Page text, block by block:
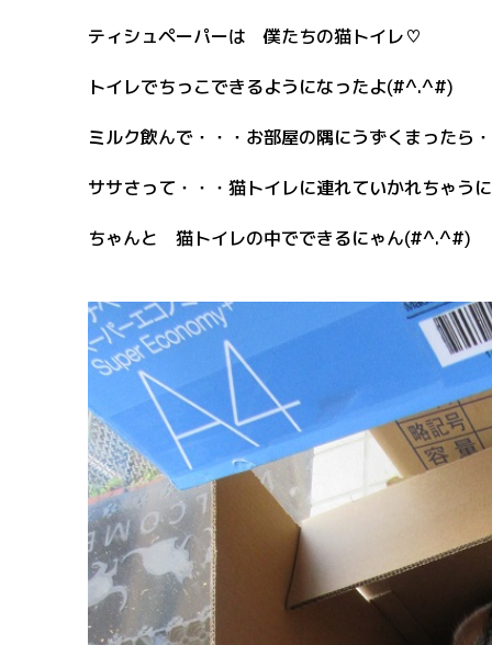
ティシュペーパーは 僕たちの猫トイレ♡
トイレでちっこできるようになったよ(#^.^#)
ミルク飲んで・・・お部屋の隅にうずくまったら
ササさって・・・猫トイレに連れていかれちゃう
ちゃんと 猫トイレの中でできるにゃん(#^.^#)